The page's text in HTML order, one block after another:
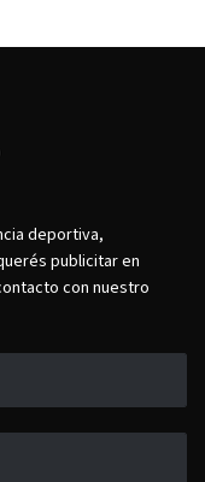
deportiva,
publicitar en
con nuestro